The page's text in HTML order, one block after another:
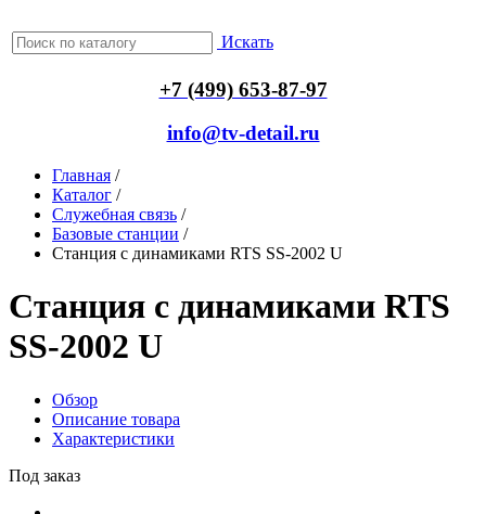
Искать
+7 (499) 653-87-97
info@tv-detail.ru
Главная /
Каталог /
Служебная связь /
Базовые станции /
Станция с динамиками RTS SS-2002 U
Станция с динамиками RTS
SS-2002 U
Обзор
Описание товара
Характеристики
Под заказ